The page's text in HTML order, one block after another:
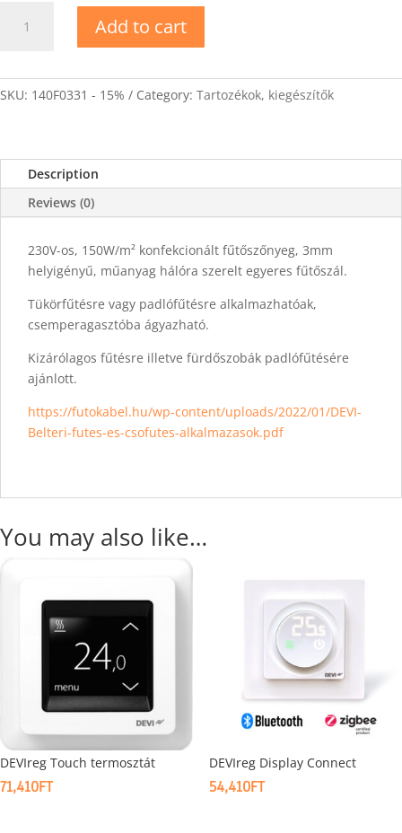
quantity
Add to cart
SKU: 140F0331 - 15% Category: Tartozékok, kiegészítők
Description
Reviews (0)
230V-os, 150W/m² konfekcionált fűtőszőnyeg, 3mm
helyigényű, műanyag hálóra szerelt egyeres fűtőszál.
Tükörfűtésre vagy padlófűtésre alkalmazhatóak,
csemperagasztóba ágyazható.
Kizárólagos fűtésre illetve fürdőszobák padlófűtésére
ajánlott.
https://futokabel.hu/wp-content/uploads/2022/01/DEVI-
Belteri-futes-es-csofutes-alkalmazasok.pdf
You may also like…
DEVIreg Touch termosztát
71,410FT
DEVIreg Display Connect
54,410FT